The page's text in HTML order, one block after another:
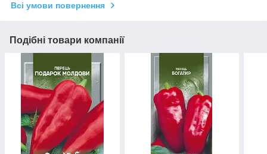
Всі умови повернення
Подібні товари компанії